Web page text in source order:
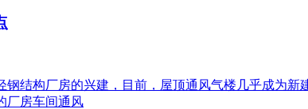
钢结构厂房的兴建，目前，屋顶通风气楼几乎成为
厂房车间通风